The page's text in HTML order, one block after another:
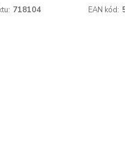
718104 EAN kód: